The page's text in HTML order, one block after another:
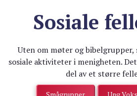
Sosiale
Uten om møter og bibelgrupper,
sosiale aktiviteter i menigheten.
del av et større